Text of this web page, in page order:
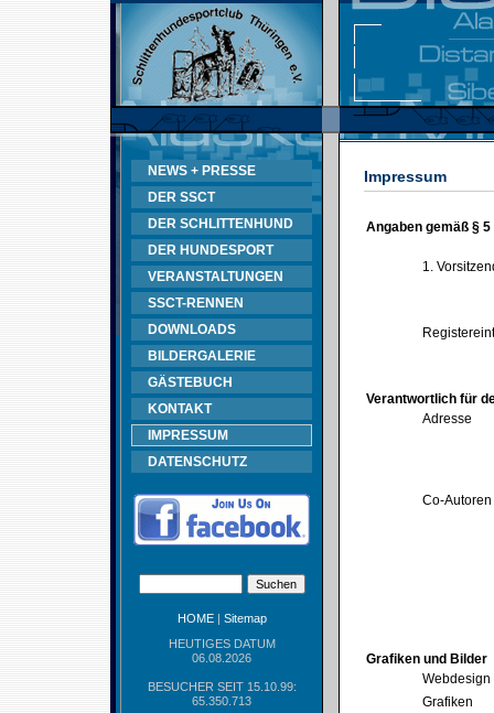
NEWS + PRESSE
DER SSCT
DER SCHLITTENHUND
DER HUNDESPORT
VERANSTALTUNGEN
SSCT-RENNEN
DOWNLOADS
BILDERGALERIE
GÄSTEBUCH
KONTAKT
IMPRESSUM
DATENSCHUTZ
HOME| Sitemap
HEUTIGES DATUM
06.08.2026
BESUCHER SEIT 15.10.99:
65.350.713
Impressum
Angaben gemäß § 5
1.
Verantwortlich für
Adresse
Co-Autoren
Grafiken und Bilder
Webdesign
Grafiken